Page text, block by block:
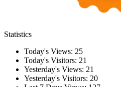
Statistics
Today's Views: 25
Today's Visitors: 21
Yesterday's Views: 21
Yesterday's Visitors: 20